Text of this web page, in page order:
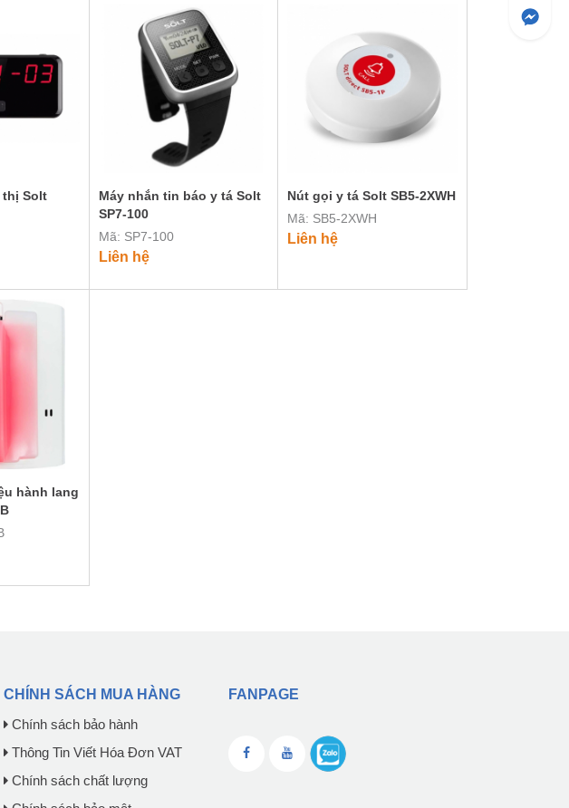
thị Solt
Máy nhắn tin báo y tá Solt
SP7-100
Mã: SP7-100
Liên hệ
Nút gọi y tá Solt SB5-2XWH
Mã: SB5-2XWH
Liên hệ
hành lang
CHÍNH SÁCH MUA HÀNG
Chính sách bảo hành
Thông Tin Viết Hóa Đơn VAT
Chính sách chất lượng
FANPAGE